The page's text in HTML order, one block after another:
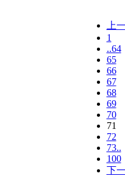
上
1
..64
65
66
67
68
69
70
71
72
73..
100
下